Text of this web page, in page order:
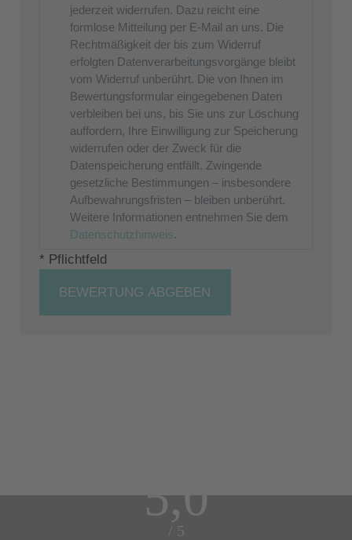
jederzeit widerrufen. Dazu reicht eine
formlose Mitteilung per E-Mail an uns. Die
Rechtmäßigkeit der bis zum Widerruf
erfolgten Datenverarbeitungsvorgänge bleibt
vom Widerruf unberührt. Die von Ihnen im
Bewertungsformular eingegebenen Daten
verbleiben bei uns, bis Sie uns zur Löschung
auffordern, Ihre Einwilligung zur Speicherung
widerrufen oder der Zweck für die
Datenspeicherung entfällt. Zwingende
gesetzliche Bestimmungen – insbesondere
Aufbewahrungsfristen – bleiben unberührt.
Weitere Informationen entnehmen Sie dem
Datenschutzhinweis.
* Pflichtfeld
BEWERTUNG ABGEBEN
5,0
/ 5